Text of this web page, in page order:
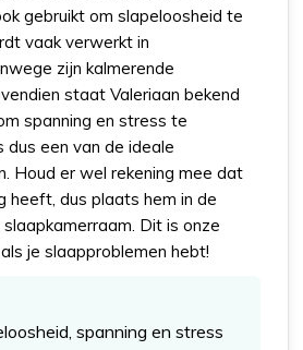
gebruikt om slapeloosheid te
vaak verwerkt in
zijn kalmerende
staat Valeriaan bekend
spanning en stress te
dus een van de ideale
Houd er wel rekening mee dat
heeft, dus plaats hem in de
Dit is onze
je slaapproblemen hebt!
spanning en stress